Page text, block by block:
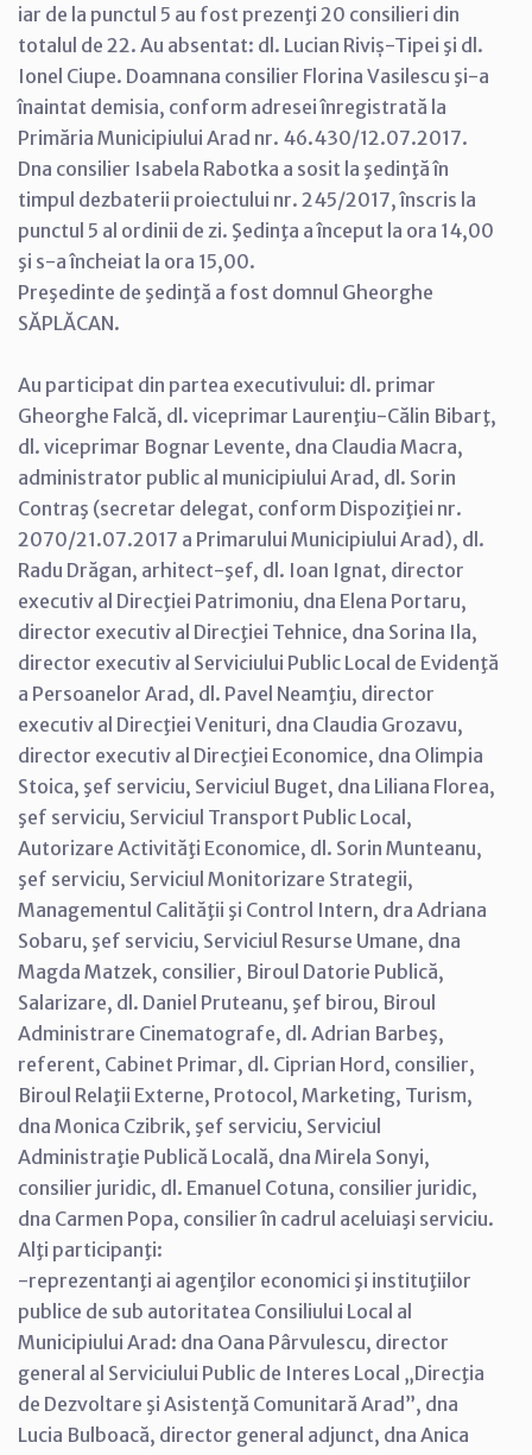
iar de la punctul 5 au fost prezenţi 20 consilieri din
totalul de 22. Au absentat: dl. Lucian Riviș-Tipei şi dl.
Ionel Ciupe. Doamnana consilier Florina Vasilescu şi-a
înaintat demisia, conform adresei înregistrată la
Primăria Municipiului Arad nr. 46.430/12.07.2017.
Dna consilier Isabela Rabotka a sosit la şedinţă în
timpul dezbaterii proiectului nr. 245/2017, înscris la
punctul 5 al ordinii de zi. Şedinţa a început la ora 14,00
şi s-a încheiat la ora 15,00.
Preşedinte de şedinţă a fost domnul Gheorghe
SĂPLĂCAN.
Au participat din partea executivului: dl. primar
Gheorghe Falcă, dl. viceprimar Laurenţiu-Călin Bibarţ,
dl. viceprimar Bognar Levente, dna Claudia Macra,
administrator public al municipiului Arad, dl. Sorin
Contraş (secretar delegat, conform Dispoziţiei nr.
2070/21.07.2017 a Primarului Municipiului Arad), dl.
Radu Drăgan, arhitect-şef, dl. Ioan Ignat, director
executiv al Direcţiei Patrimoniu, dna Elena Portaru,
director executiv al Direcţiei Tehnice, dna Sorina Ila,
director executiv al Serviciului Public Local de Evidenţă
a Persoanelor Arad, dl. Pavel Neamţiu, director
executiv al Direcţiei Venituri, dna Claudia Grozavu,
director executiv al Direcţiei Economice, dna Olimpia
Stoica, şef serviciu, Serviciul Buget, dna Liliana Florea,
şef serviciu, Serviciul Transport Public Local,
Autorizare Activităţi Economice, dl. Sorin Munteanu,
şef serviciu, Serviciul Monitorizare Strategii,
Managementul Calităţii şi Control Intern, dra Adriana
Sobaru, şef serviciu, Serviciul Resurse Umane, dna
Magda Matzek, consilier, Biroul Datorie Publică,
Salarizare, dl. Daniel Pruteanu, şef birou, Biroul
Administrare Cinematografe, dl. Adrian Barbeş,
referent, Cabinet Primar, dl. Ciprian Hord, consilier,
Biroul Relaţii Externe, Protocol, Marketing, Turism,
dna Monica Czibrik, şef serviciu, Serviciul
Administraţie Publică Locală, dna Mirela Sonyi,
consilier juridic, dl. Emanuel Cotuna, consilier juridic,
dna Carmen Popa, consilier în cadrul aceluiaşi serviciu.
Alţi participanţi:
-reprezentanţi ai agenţilor economici şi instituţiilor
publice de sub autoritatea Consiliului Local al
Municipiului Arad: dna Oana Pârvulescu, director
general al Serviciului Public de Interes Local „Direcţia
de Dezvoltare şi Asistenţă Comunitară Arad”, dna
Lucia Bulboacă, director general adjunct, dna Anica